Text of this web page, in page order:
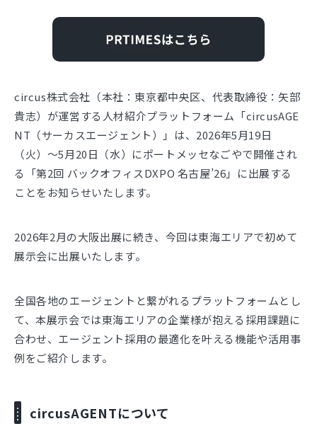
circus株式会社（本社：東京都中央区、代表取締役：矢部
貴志）が運営する人材紹介プラットフォーム「circusAGE
NT（サーカスエージェント）」は、2026年5月19日
（火）～5月20日（水）にポートメッセなごやで開催され
る「第2回 バックオフィスDXPO 名古屋’26」に出展する
ことをお知らせいたします。
2026年2月の大阪出展に続き、今回は東海エリアで初めて
展示会に出展いたします。
全国各地のエージェントと繋がれるプラットフォームとし
て、本展示会では東海エリアの企業様が抱える採用課題に
合わせ、エージェント採用の最適化を叶える機能や活用事
例をご紹介します。
circusAGENTについて